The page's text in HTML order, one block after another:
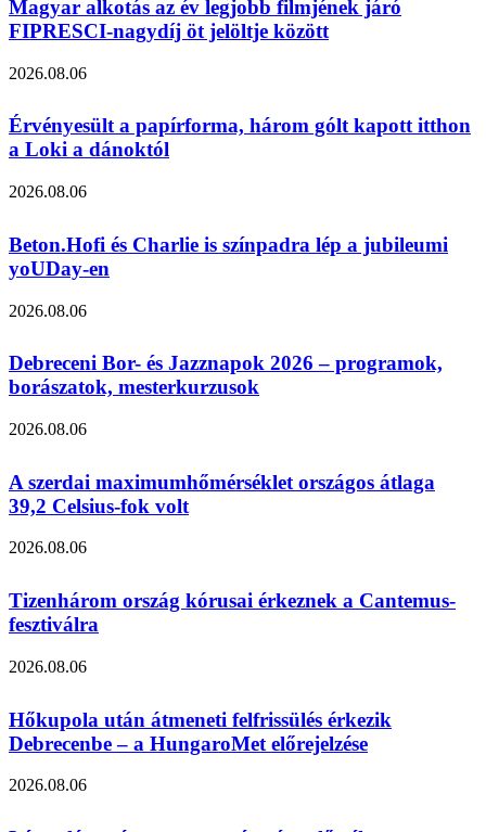
Magyar alkotás az év legjobb filmjének járó
FIPRESCI-nagydíj öt jelöltje között
2026.08.06
Érvényesült a papírforma, három gólt kapott itthon
a Loki a dánoktól
2026.08.06
Beton.Hofi és Charlie is színpadra lép a jubileumi
yoUDay-en
2026.08.06
Debreceni Bor- és Jazznapok 2026 – programok,
borászatok, mesterkurzusok
2026.08.06
A szerdai maximumhőmérséklet országos átlaga
39,2 Celsius-fok volt
2026.08.06
Tizenhárom ország kórusai érkeznek a Cantemus-
fesztiválra
2026.08.06
Hőkupola után átmeneti felfrissülés érkezik
Debrecenbe – a HungaroMet előrejelzése
2026.08.06